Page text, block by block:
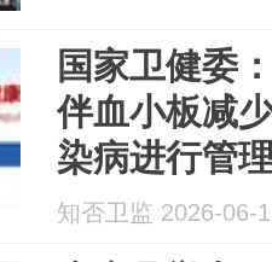
国家卫健委
伴血小板减
染病进行管
知否卫监 2026-06-